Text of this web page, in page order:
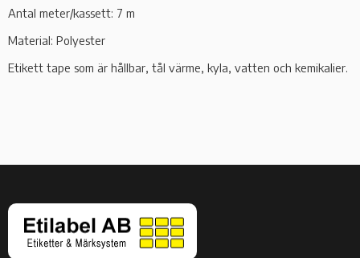
Antal meter/kassett: 7 m
Material: Polyester
Etikett tape som är hållbar, tål värme, kyla, vatten och kemikalier.